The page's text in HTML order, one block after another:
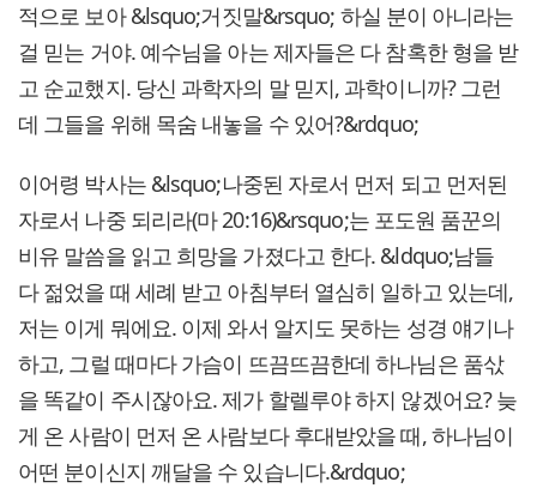
적으로 보아 &lsquo;거짓말&rsquo; 하실 분이 아니라는
걸 믿는 거야. 예수님을 아는 제자들은 다 참혹한 형을 받
고 순교했지. 당신 과학자의 말 믿지, 과학이니까? 그런
데 그들을 위해 목숨 내놓을 수 있어?&rdquo;
이어령 박사는 &lsquo;나중된 자로서 먼저 되고 먼저된
자로서 나중 되리라(마 20:16)&rsquo;는 포도원 품꾼의
비유 말씀을 읽고 희망을 가졌다고 한다. &ldquo;남들
다 젊었을 때 세례 받고 아침부터 열심히 일하고 있는데,
저는 이게 뭐에요. 이제 와서 알지도 못하는 성경 얘기나
하고, 그럴 때마다 가슴이 뜨끔뜨끔한데 하나님은 품삯
을 똑같이 주시잖아요. 제가 할렐루야 하지 않겠어요? 늦
게 온 사람이 먼저 온 사람보다 후대받았을 때, 하나님이
어떤 분이신지 깨달을 수 있습니다.&rdquo;